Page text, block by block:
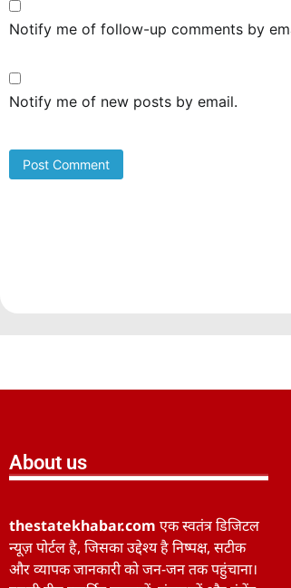
Notify me of follow-up comments by
Notify me of new posts by email.
About us
thestatekhabar.com एक स्वतंत्र डिजिटल
न्यूज़ पोर्टल है, जिसका उद्देश्य है निष्पक्ष, सटीक
और व्यापक जानकारी को जन-जन तक पहुंचाना।